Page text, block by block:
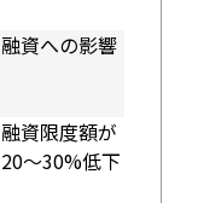
融資への影響
融資限度額が
20〜30%低下